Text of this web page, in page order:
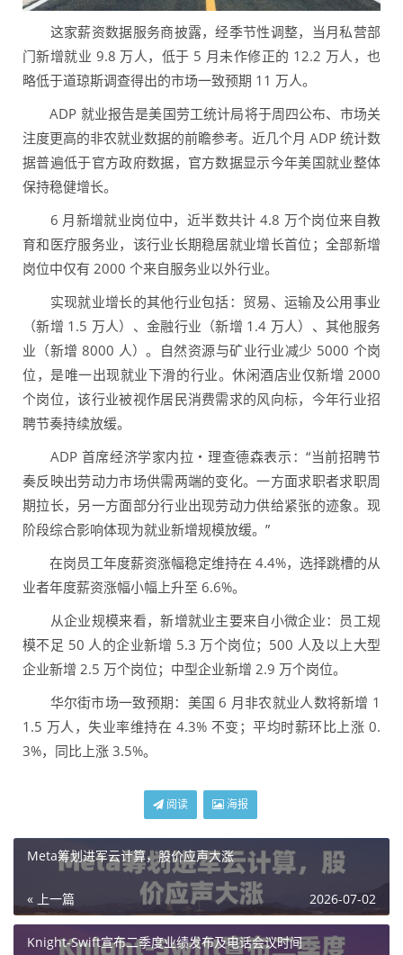
这家薪资数据服务商披露，经季节性调整，当月私营部
门新增就业 9.8 万人，低于 5 月未作修正的 12.2 万人，也
略低于道琼斯调查得出的市场一致预期 11 万人。
ADP 就业报告是美国劳工统计局将于周四公布、市场关
注度更高的非农就业数据的前瞻参考。近几个月 ADP 统计数
据普遍低于官方政府数据，官方数据显示今年美国就业整体
保持稳健增长。
6 月新增就业岗位中，近半数共计 4.8 万个岗位来自教
育和医疗服务业，该行业长期稳居就业增长首位；全部新增
岗位中仅有 2000 个来自服务业以外行业。
实现就业增长的其他行业包括：贸易、运输及公用事业
（新增 1.5 万人）、金融行业（新增 1.4 万人）、其他服务
业（新增 8000 人）。自然资源与矿业行业减少 5000 个岗
位，是唯一出现就业下滑的行业。休闲酒店业仅新增 2000
个岗位，该行业被视作居民消费需求的风向标，今年行业招
聘节奏持续放缓。
ADP 首席经济学家内拉・理查德森表示：“当前招聘节
奏反映出劳动力市场供需两端的变化。一方面求职者求职周
期拉长，另一方面部分行业出现劳动力供给紧张的迹象。现
阶段综合影响体现为就业新增规模放缓。”
在岗员工年度薪资涨幅稳定维持在 4.4%，选择跳槽的从
业者年度薪资涨幅小幅上升至 6.6%。
从企业规模来看，新增就业主要来自小微企业：员工规
模不足 50 人的企业新增 5.3 万个岗位；500 人及以上大型
企业新增 2.5 万个岗位；中型企业新增 2.9 万个岗位。
华尔街市场一致预期：美国 6 月非农就业人数将新增 1
1.5 万人，失业率维持在 4.3% 不变；平均时薪环比上涨 0.
3%，同比上涨 3.5%。
阅读 海报
Meta筹划进军云计算，股价应声大涨
« 上一篇 2026-07-02
Knight-Swift宣布二季度业绩发布及电话会议时间